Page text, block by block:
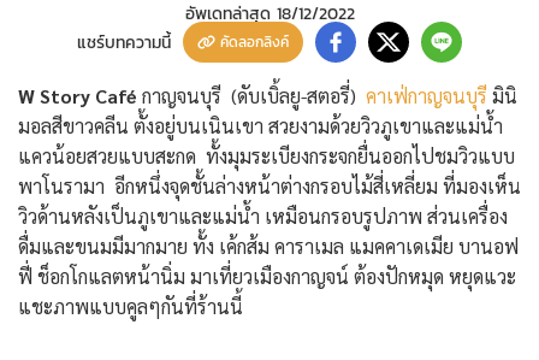
อัพเดทล่าสุด 18/12/2022
แชร์บทความนี้
คัดลอกลิงค์
W Story Café กาญจนบุรี (ดับเบิ้ลยู-สตอรี่) คาเฟ่กาญจนบุรี มินิ
มอลสีขาวคลีน ตั้งอยู่บนเนินเขา สวยงามด้วยวิวภูเขาและแม่น้ำ
แควน้อยสวยแบบสะกด ทั้งมุมระเบียงกระจกยื่นออกไปชมวิวแบบ
พาโนรามา อีกหนึ่งจุดชั้นล่างหน้าต่างกรอบไม้สี่เหลี่ยม ที่มองเห็น
วิวด้านหลังเป็นภูเขาและแม่น้ำ เหมือนกรอบรูปภาพ ส่วนเครื่อง
ดื่มและขนมมีมากมาย ทั้ง เค้กส้ม คาราเมล แมคคาเดเมีย บานอฟ
ฟี่ ช็อกโกแลตหน้านิ่ม มาเที่ยวเมืองกาญจน์ ต้องปักหมุด หยุดแวะ
แชะภาพแบบคูลๆกันที่ร้านนี้